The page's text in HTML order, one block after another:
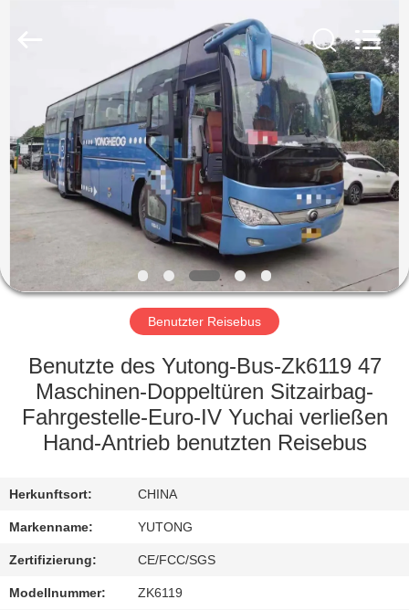
HAUS
PRODUKTE
ÜBER
UNS
FABRIK-
QUALITÄTSKONTROLLE
TRETEN
MIT
UNS
IN
VERBINDUNG
Benutzter Reisebus
Benutzte des Yutong-Bus-Zk6119 47
Maschinen-Doppeltüren Sitzairbag-
Fahrgestelle-Euro-IV Yuchai verließen
Hand-Antrieb benutzten Reisebus
Herkunftsort: CHINA
Markenname: YUTONG
Zertifizierung: CE/FCC/SGS
Modellnummer: ZK6119